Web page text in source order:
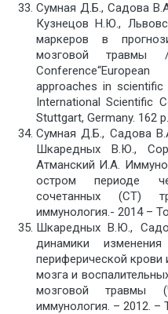
Сумная Д.Б., Садова
Кузнецов Н.Ю.,
маркеров в
мозговой травмы
approaches in
International Scientific
Stuttgart, Germany. 162
Сумная Д.Б., Садова
Шкаредных В.Ю.,
Атманский И.А.
остром периоде
сочетанных (СТ)
иммунология.- 2014 –
Шкаредных В.Ю.,
динамики
периферической крови
мозга и
мозговой травмы
иммунология. – 2012. –